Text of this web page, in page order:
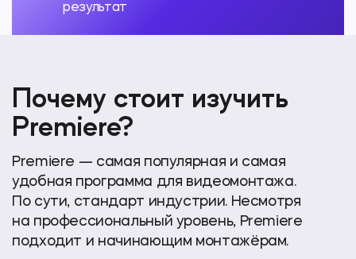
результат
Почему стоит изучить
Premiere?
Premiere — самая популярная и самая
удобная программа для видеомонтажа.
По сути, стандарт индустрии. Несмотря
на профессиональный уровень, Premiere
подходит и начинающим монтажёрам.